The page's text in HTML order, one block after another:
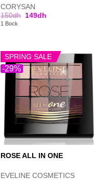
CORYSAN
150dh 149dh
1 Bock
-29%
SPRING SALE
ROSE ALL IN ONE
EVELINE COSMETICS